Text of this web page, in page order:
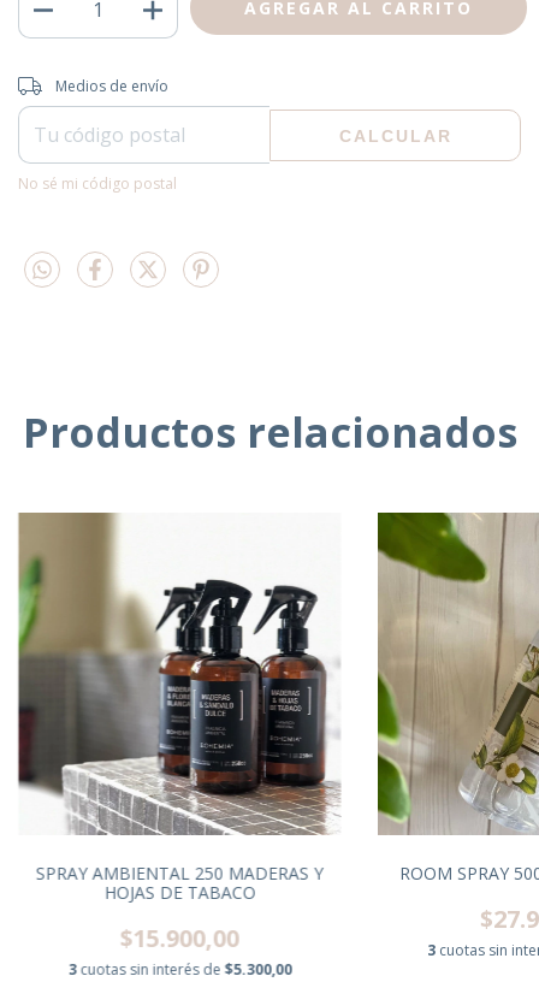
Entregas para el CP:
Medios de envío
CALCULAR
No sé mi código postal
Productos relacionados
SPRAY AMBIENTAL 250 MADERAS Y
HOJAS DE TABACO
$15.900,00
3 cuotas sin interés de$5.300,00
ROOM SPRAY
3 cuotas sin